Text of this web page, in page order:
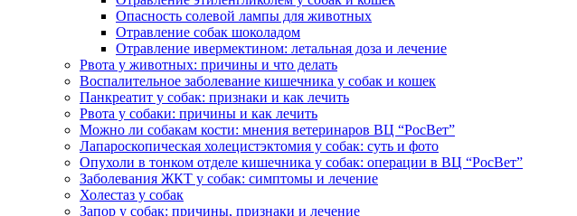
Опасность солевой лампы для животных
Отравление собак шоколадом
Отравление ивермектином: летальная доза и лечение
Рвота у животных: причины и что делать
Воспалительное заболевание кишечника у собак и кошек
Панкреатит у собак: признаки и как лечить
Рвота у собаки: причины и как лечить
Можно ли собакам кости: мнения ветеринаров ВЦ “РосВет”
Лапароскопическая холецистэктомия у собак: суть и фото
Опухоли в тонком отделе кишечника у собак: операции в ВЦ “РосВет”
Заболевания ЖКТ у собак: симптомы и лечение
Холестаз у собак
Запор у собак: причины, признаки и лечение